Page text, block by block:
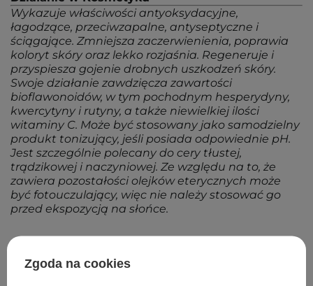
Wykazuje właściwości antyoksydacyjne,
łagodzące, przeciwzapalne, antyseptyczne i
ściągające. Zmniejsza zaczerwienienia, poprawia
koloryt skóry oraz lekko rozjaśnia. Regeneruje i
przyspiesza gojenie drobnych uszkodzeń skóry.
Swoje działanie zawdzięcza zawartości
bioflawonoidów, w tym pochodnym hesperydyny,
kwercytyny i rutyny, a także niewielkiej ilości
witaminy C. Może być stosowany jako samodzielny
produkt tonizujący, jeśli posiada odpowiednie pH.
Jest szczególnie polecany do cery tłustej,
trądzikowej i naczyniowej. Ze względu na to, że
zawiera pozostałości olejków eterycznych może
być fotouczulający, więc nie należy stosować go
przed ekspozycją na słońce.
Zgoda na cookies